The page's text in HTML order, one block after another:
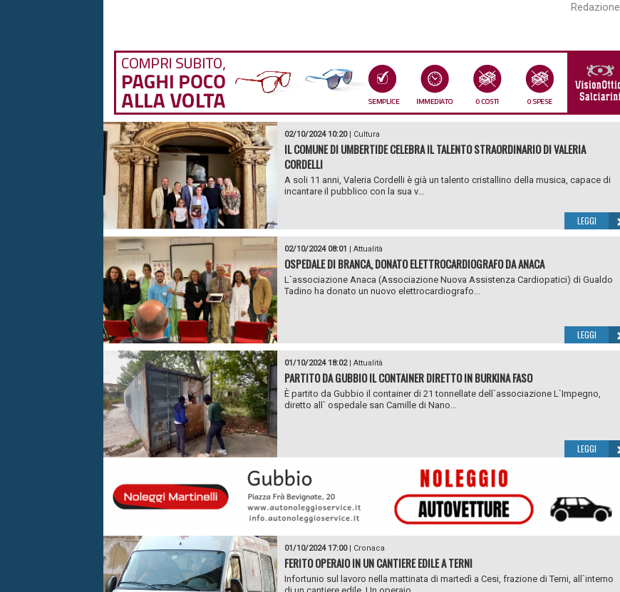
Redazione
02/10/2024 10:20| Cultura
IL COMUNE DI UMBERTIDE CELEBRA IL TALENTO STRAORDINARIO DI VALERIA
CORDELLI
A soli 11 anni, Valeria Cordelli è già un talento cristallino della musica, capace di
incantare il pubblico con la sua v...
LEGGI
02/10/2024 08:01 | Attualità
OSPEDALE DI BRANCA, DONATO ELETTROCARDIOGRAFO DA ANACA
L`associazione Anaca (Associazione Nuova Assistenza Cardiopatici) di Gualdo
Tadino ha donato un nuovo elettrocardiografo...
LEGGI
01/10/2024 18:02| Attualità
PARTITO DA GUBBIO IL CONTAINER DIRETTO IN BURKINA FASO
È partito da Gubbio il container di 21 tonnellate dell`associazione L`Impegno,
diretto all` ospedale san Camille di Nano...
LEGGI
01/10/2024 17:00| Cronaca
FERITO OPERAIO IN UN CANTIERE EDILE A TERNI
Infortunio sul lavoro nella mattinata di martedì a Cesi, frazione di Terni, all`interno